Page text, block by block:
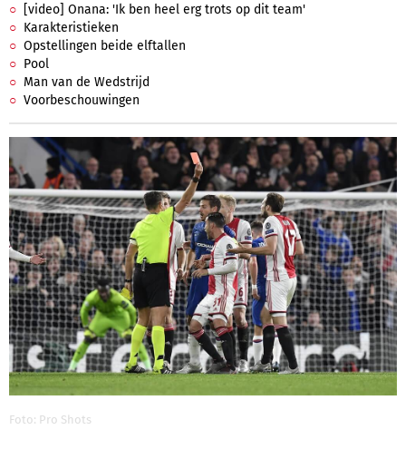
[video] Onana: 'Ik ben heel erg trots op dit team'
Karakteristieken
Opstellingen beide elftallen
Pool
Man van de Wedstrijd
Voorbeschouwingen
Foto: Pro Shots